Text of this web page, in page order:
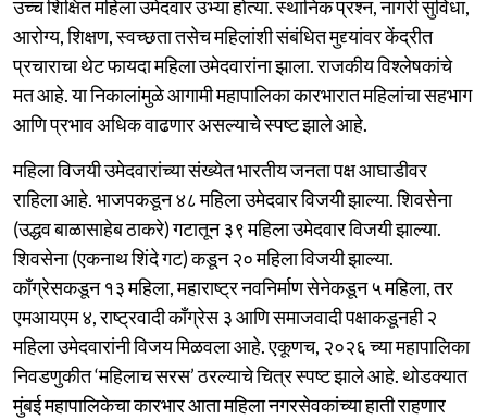
उच्च शिक्षित महिला उमेदवार उभ्या होत्या. स्थानिक प्रश्न, नागरी सुविधा,
आरोग्य, शिक्षण, स्वच्छता तसेच महिलांशी संबंधित मुद्द्यांवर केंद्रीत
प्रचाराचा थेट फायदा महिला उमेदवारांना झाला. राजकीय विश्लेषकांचे
मत आहे. या निकालांमुळे आगामी महापालिका कारभारात महिलांचा सहभाग
आणि प्रभाव अधिक वाढणार असल्याचे स्पष्ट झाले आहे.
महिला विजयी उमेदवारांच्या संख्येत भारतीय जनता पक्ष आघाडीवर
राहिला आहे. भाजपकडून ४८ महिला उमेदवार विजयी झाल्या. शिवसेना
(उद्धव बाळासाहेब ठाकरे) गटातून ३९ महिला उमेदवार विजयी झाल्या.
शिवसेना (एकनाथ शिंदे गट) कडून २० महिला विजयी झाल्या.
काँग्रेसकडून १३ महिला, महाराष्ट्र नवनिर्माण सेनेकडून ५ महिला, तर
एमआयएम ४, राष्ट्रवादी काँग्रेस ३ आणि समाजवादी पक्षाकडूनही २
महिला उमेदवारांनी विजय मिळवला आहे. एकूणच, २०२६ च्या महापालिका
निवडणुकीत ‘महिलाच सरस’ ठरल्याचे चित्र स्पष्ट झाले आहे. थोडक्यात
मुंबई महापालिकेचा कारभार आता महिला नगरसेवकांच्या हाती राहणार